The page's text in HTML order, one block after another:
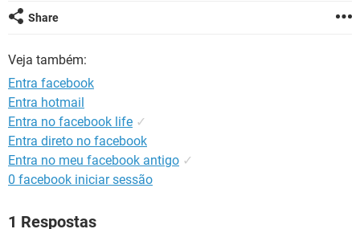
INSTAGRAM
Share
Veja também:
Entra facebook
Entra hotmail
Entra no facebook life ✓
Entra direto no facebook
Entra no meu facebook antigo ✓
0 facebook iniciar sessão
1 Respostas